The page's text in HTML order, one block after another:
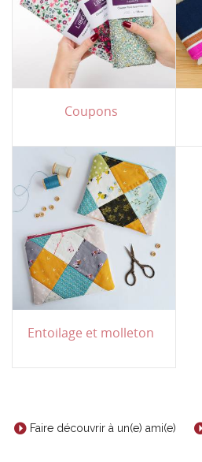
Coupons
Entoilage et molleton
Faire découvrir à un(e) ami(e)